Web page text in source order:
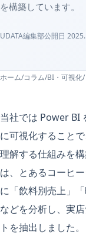
を構築しています。
UDATA編集部公開日
ホーム/コラム/BI・可視化/
当社では Power BI
に可視化すること
理解する仕組みを
は、とあるコーヒ
に「飲料別売上」
などを分析し、実
トを抽出しました。